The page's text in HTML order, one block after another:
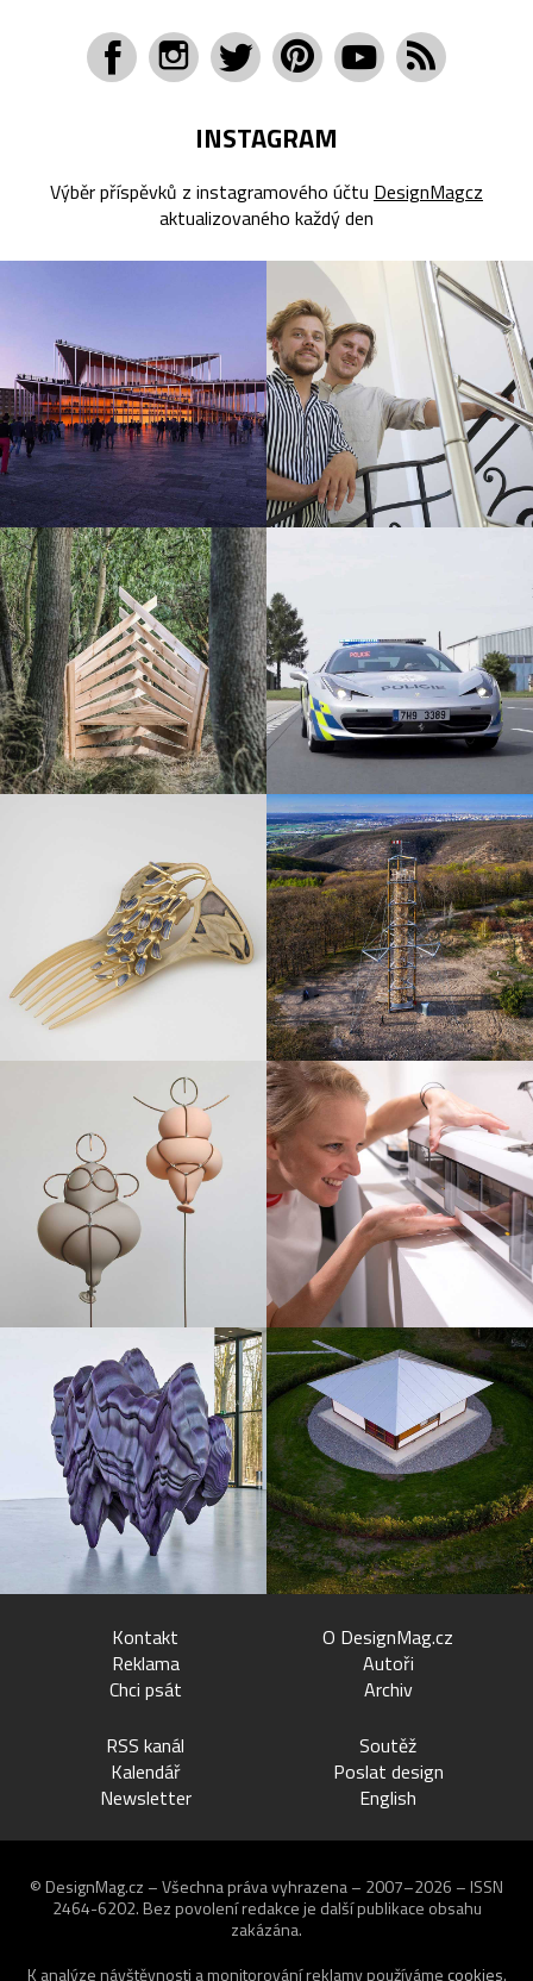
INSTAGRAM
Výběr příspěvků z instagramového účtu DesignMagcz
aktualizovaného každý den
Kontakt
Reklama
Chci psát
O DesignMag.cz
Autoři
Archiv
RSS kanál
Kalendář
Newsletter
Soutěž
Poslat design
English
© DesignMag.cz – Všechna práva vyhrazena – 2007–2026 – ISSN
2464-6202. Bez povolení redakce je další publikace obsahu
zakázána.
K analýze návštěvnosti a monitorování reklamy používáme cookies.